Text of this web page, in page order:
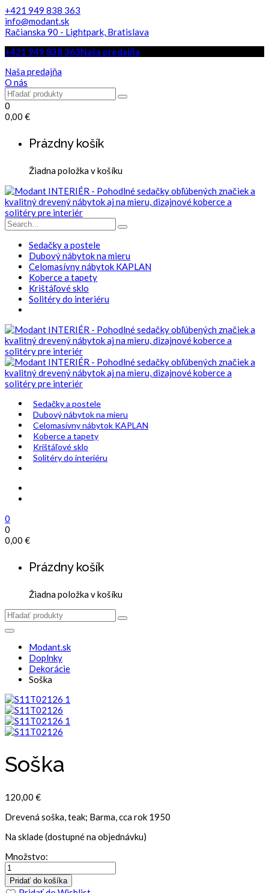
+421 949 838 363
info@modant.sk
Račianska 90 - Lightpark, Bratislava
+421 949 838 363Naša predajňa
Naša predajňa
O nás
0
0,00 €
Prázdny košík
Žiadna položka v košíku
Sedačky a postele
Dubový nábytok na mieru
Celomasívny nábytok KAPLAN
Koberce a tapety
Krištáľové sklo
Solitéry do interiéru
Sedačky a postele
Dubový nábytok na mieru
Celomasívny nábytok KAPLAN
Koberce a tapety
Krištáľové sklo
Solitéry do interiéru
0
0
0,00 €
Prázdny košík
Žiadna položka v košíku
Modant.sk
Doplnky
Dekorácie
Soška
Soška
120,00 €
Drevená soška, teak; Barma, cca rok 1950
Na sklade (dostupné na objednávku)
Množstvo:
Pridať do košíka